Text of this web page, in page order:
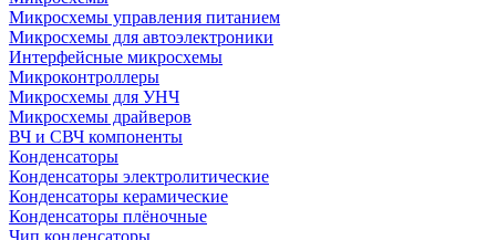
Микросхемы управления питанием
Микросхемы для автоэлектроники
Интерфейсные микросхемы
Микроконтроллеры
Микросхемы для УНЧ
Микросхемы драйверов
ВЧ и СВЧ компоненты
Конденсаторы
Конденсаторы электролитические
Конденсаторы керамические
Конденсаторы плёночные
Чип конденсаторы